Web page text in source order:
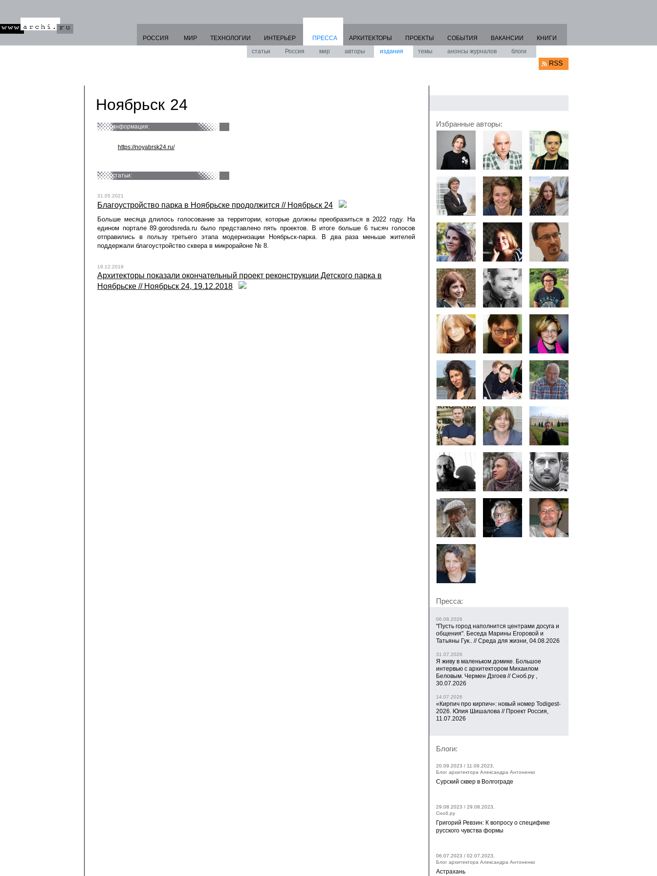
РОССИЯ МИР ТЕХНОЛОГИИ ИНТЕРЬЕР
ПРЕССА
статьи
Россия мир авторы издания темы анонсы журналов блоги
АРХИТЕКТОРЫ ПРОЕКТЫ СОБЫТИЯ ВАКАНСИИ КНИГИ
RSS
Ноябрьск 24
информация:
https://noyabrsk24.ru/
статьи:
31.05.2021
Благоустройство парка в Ноябрьске продолжится // Ноябрьск 24
Больше месяца длилось голосование за территории, которые должны преобразиться в 2022 году. На
едином портале 89.gorodsreda.ru было представлено пять проектов. В итоге больше 6 тысяч голосов
отправились в пользу третьего этапа модернизации Ноябрьск-парка. В два раза меньше жителей
поддержали благоустройство сквера в микрорайоне № 8.
19.12.2018
Архитекторы показали окончательный проект реконструкции Детского парка в
Ноябрьске // Ноябрьск 24, 19.12.2018
Избранные авторы:
Пресса:
06.08.2026
"Пусть город наполнится центрами досуга и
общения". Беседа Марины Егоровой и
Татьяны Гук.. // Среда для жизни, 04.08.2026
31.07.2026
Я живу в маленьком домике. Большое
интервью с архитектором Михаилом
Беловым. Чермен Дзгоев // Сноб.ру ,
30.07.2026
14.07.2026
«Кирпич про кирпич»: новый номер Todigest-
2026. Юлия Шишалова // Проект Россия,
11.07.2026
Блоги:
20.09.2023 / 11.09.2023,
Блог архитектора Александра Антоненко
Сурский сквер в Волгограде
29.08.2023 / 29.08.2023,
Сноб.ру
Григорий Ревзин: К вопросу о специфике
русского чувства формы
06.07.2023 / 02.07.2023,
Блог архитектора Александра Антоненко
Астрахань